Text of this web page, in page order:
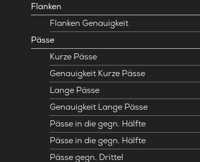
Flanken
Flanken Genauigkeit
Pässe
Kurze Pässe
Genauigkeit Kurze Pässe
Lange Pässe
Genauigkeit Lange Pässe
Pässe in die gegn. Hälfte
Pässe in die gegn. Hälfte
Pässe gegn. Drittel